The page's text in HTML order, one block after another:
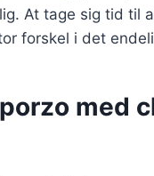
At tage sig tid til
forskel i det
med